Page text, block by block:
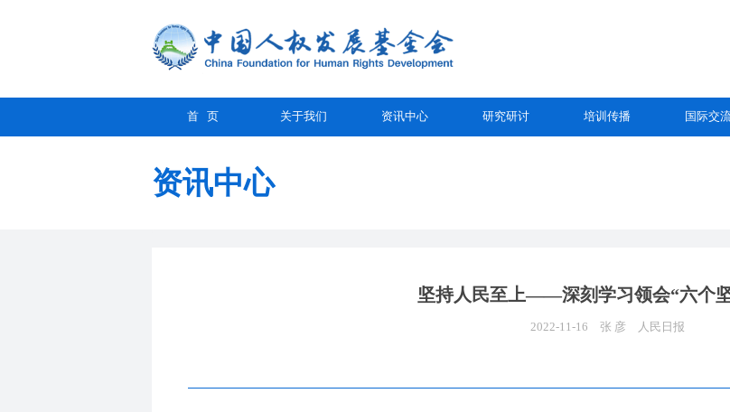
首 页 关于我们 资讯中心 研究研讨 培训传播 国际交
资讯中心
坚持人民至上——深刻学习领会“六个
2022-11-16 张 彦 人民日报